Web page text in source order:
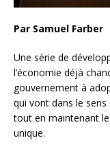
Par Samuel Farber
Une série de
l’économie déjà
gouvernement à
qui vont dans le sens
tout en maintenant
unique.